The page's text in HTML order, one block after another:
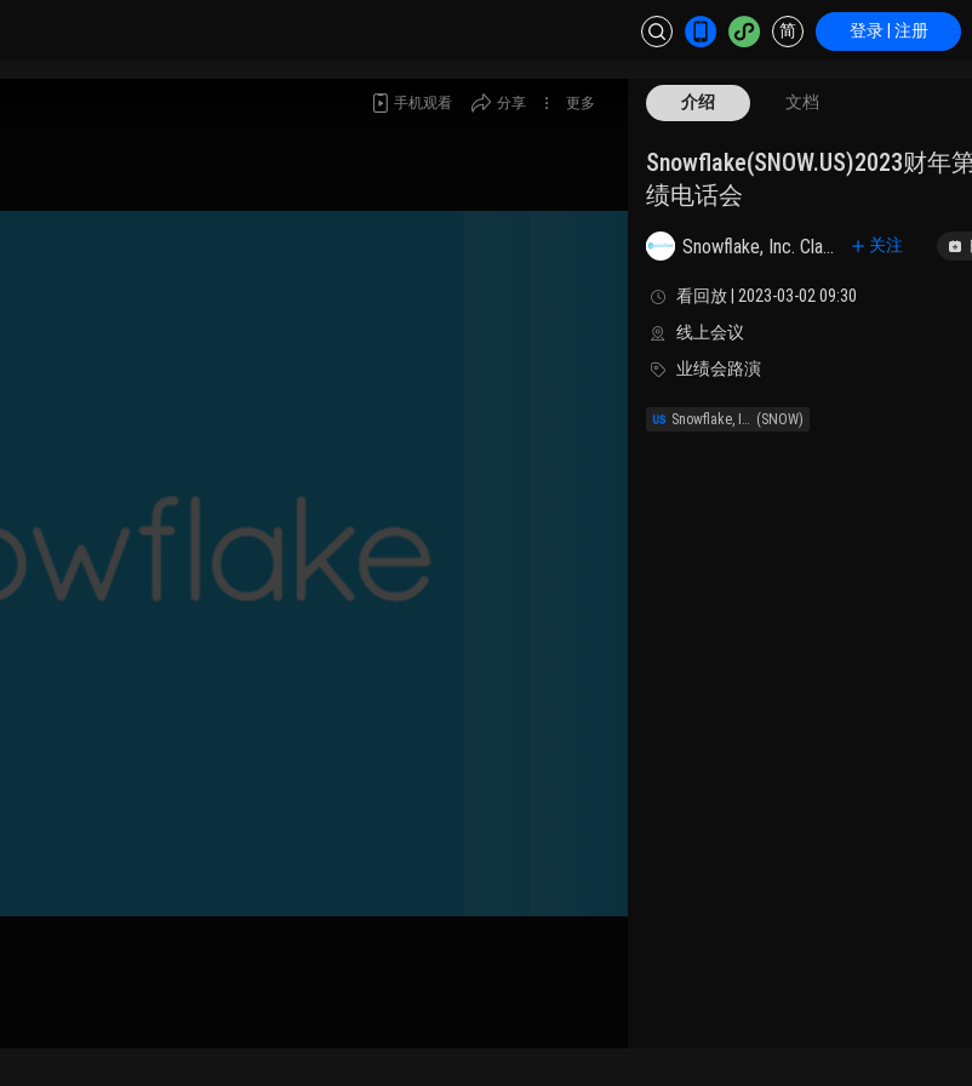
简 登录 | 注册
手机观看 分享 更多 介绍 文档
Snowflake(SNOW.US)2023财年
绩电话会
Snowflake, Inc. Class A 关注
看回放 | 2023-03-02 09:30
线上会议
业绩会路演
Snowflake, Inc. (SNOW)